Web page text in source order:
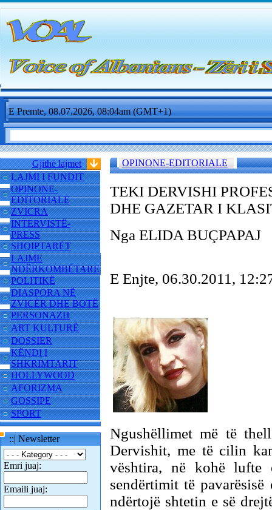
E Premte, 08.07.2026, 08:04am (GMT+1)
Gjithë lajmet
LAJMI I FUNDIT
OPINONE-
EDITORIALE
ZVICRA
INTERVISTË-
PRESS
SHQIPTARËT
LAJME
NDËRKOMBËTARE
POLITIKË
DIASPORA NË
ZVICËR DHE BOTË
PERSONAZH
ART KULTURË
DOSSIER
KËNDI I
SHKRIMTARIT
HOLLYWOOD
AFORIZMA
GOSSIPE
SPORT
::| Newsletter
Emri juaj:
Emaili juaj:
OPINONE-EDITORIALE
TEKI DERVISHI
DHE GAZETAR I
Nga ELIDA BUÇPAPAJ
E Enjte, 06.30.2011,
Ngushëllimet më të
Dervishit, me të cilin
vështira, në kohë
sendërtimit të
ndërtojë shtetin e së